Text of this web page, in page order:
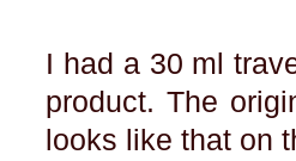
I had a 30 ml
product. The
looks like that on